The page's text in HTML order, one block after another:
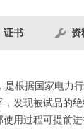
证书 资
根据国家电
发现被试品的绝
用过程可提前